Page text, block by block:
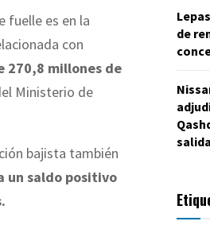
fuelle es en la
con
270,8 millones de
Ministerio de
bajista también
un saldo positivo
de